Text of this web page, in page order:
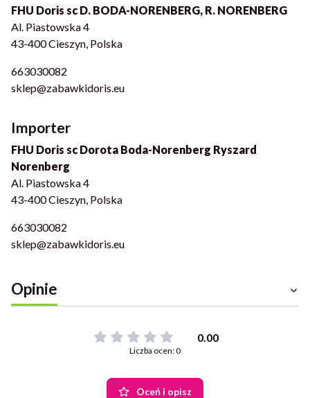
FHU Doris sc D. BODA-NORENBERG, R. NORENBERG
Al. Piastowska 4
43-400 Cieszyn, Polska
663030082
sklep@zabawkidoris.eu
Importer
FHU Doris sc Dorota Boda-Norenberg Ryszard
Norenberg
Al. Piastowska 4
43-400 Cieszyn, Polska
663030082
sklep@zabawkidoris.eu
Opinie
0.00
Liczba ocen: 0
Oceń i opisz